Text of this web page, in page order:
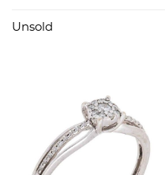
corte brillante ~0.06
Unsold